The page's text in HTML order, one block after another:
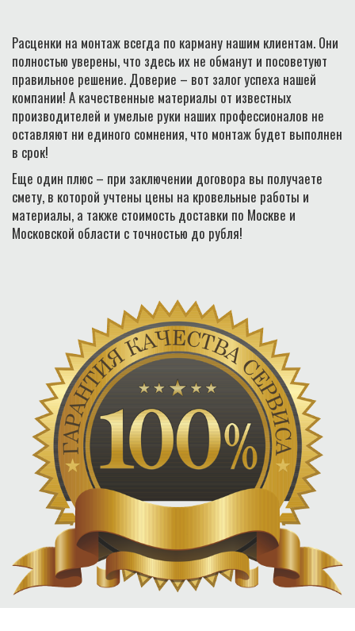
Расценки на монтаж всегда по карману нашим клиентам. Они
полностью уверены, что здесь их не обманут и посоветуют
правильное решение. Доверие – вот залог успеха нашей
компании! А качественные материалы от известных
производителей и умелые руки наших профессионалов не
оставляют ни единого сомнения, что монтаж будет выполнен
в срок!
Еще один плюс – при заключении договора вы получаете
смету, в которой учтены цены на кровельные работы и
материалы, а также стоимость доставки по Москве и
Московской области с точностью до рубля!